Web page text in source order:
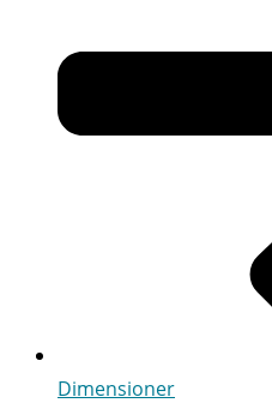
Dimensioner